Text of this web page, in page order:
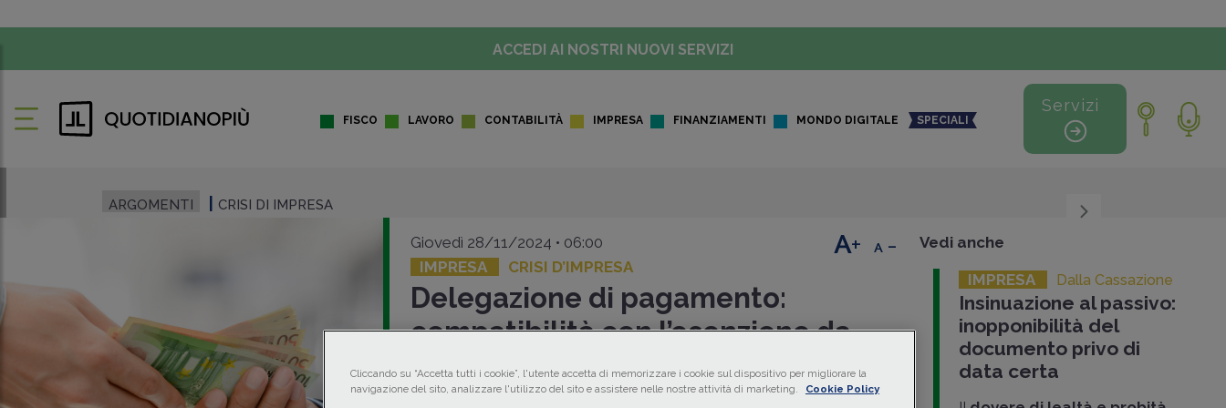
ACCEDI AI NOSTRI NUOVI SERVIZI
FISCO LAVORO CONTABILITÀ IMPRESA FINANZIAMENTI MONDO DIGITALE SPECIALI
Servizi
ARGOMENTI CRISI DI IMPRESA
Giovedì 28/11/2024 • 06:00
IMPRESA
CRISI D’IMPRESA
Delegazione di pagamento:
compatibilità con l’esenzione da
revocatoria
+ - Vedi anche
IMPRESA Dalla Cassazione
Insinuazione al passivo:
inopponibilità del
documento privo di
data certa
Cliccando su “Accetta tutti i cookie”, l'utente accetta di memorizzare i cookie sul dispositivo per migliorare la
navigazione del sito, analizzare l'utilizzo del sito e assistere nelle nostre attività di marketing.
Cookie Policy